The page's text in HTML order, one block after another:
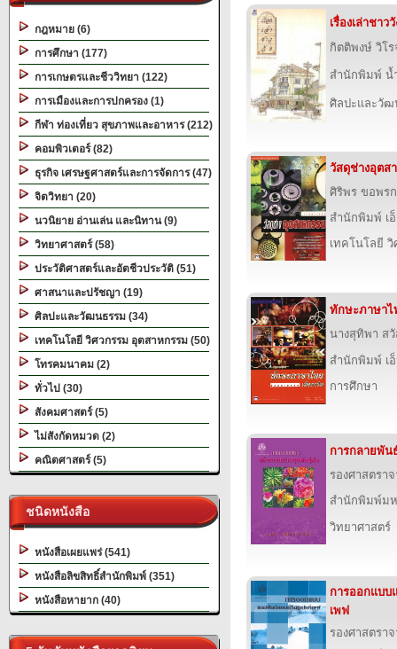
กฎหมาย (6)
การศึกษา (177)
การเกษตรและชีววิทยา (122)
การเมืองและการปกครอง (1)
กีฬา ท่องเที่ยว สุขภาพและอาหาร (212)
คอมพิวเตอร์ (82)
ธุรกิจ เศรษฐศาสตร์และการจัดการ (47)
จิตวิทยา (20)
นวนิยาย อ่านเล่น และนิทาน (9)
วิทยาศาสตร์ (58)
ประวัติศาสตร์และอัตชีวประวัติ (51)
ศาสนาและปรัชญา (19)
ศิลปะและวัฒนธรรม (34)
เทคโนโลยี วิศวกรรม อุตสาหกรรม (50)
โทรคมนาคม (2)
ทั่วไป (30)
สังคมศาสตร์ (5)
ไม่สังกัดหมวด (2)
คณิตศาสตร์ (5)
ชนิดหนังสือ
หนังสือเผยแพร่ (541)
หนังสือลิขสิทธิ์สำนักพิมพ์ (351)
หนังสือหายาก (40)
เรื่องเล่าชาววั
กิตติพงษ์ วิโ
สำนักพิมพ์ น้
ศิลปะและวัฒ
วัสดุช่างอุตส
ศิริพร ขอพร
สำนักพิมพ์ เ
เทคโนโลยี
ทักษะภาษาไ
นางสุทิพา ส
สำนักพิมพ์ เ
การศึกษา
การกลายพัน
รองศาสตรา
สำนักพิมพ์มห
วิทยาศาสตร์
การออกแบบ
เพฟ
รองศาสตรา